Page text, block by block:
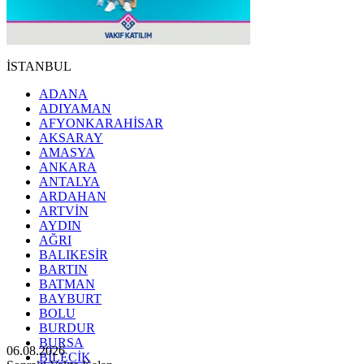
İSTANBUL
ADANA
ADIYAMAN
AFYONKARAHİSAR
AKSARAY
AMASYA
ANKARA
ANTALYA
ARDAHAN
ARTVİN
AYDIN
AĞRI
BALIKESİR
BARTIN
BATMAN
BAYBURT
BOLU
BURDUR
BURSA
BİLECİK
06.08.2026